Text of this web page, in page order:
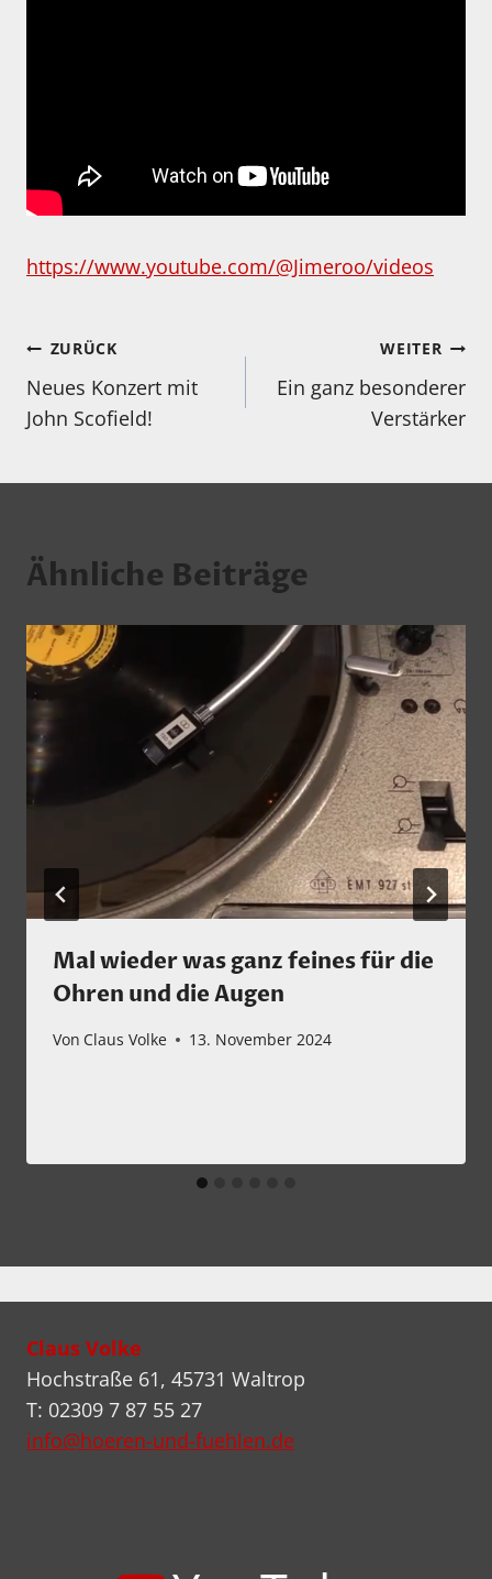
https://www.youtube.com/@Jimeroo/videos
Beitragsnavigation
ZURÜCK
Neues Konzert mit
John Scofield!
WEITER
Ein ganz besonderer
Verstärker
Ähnliche Beiträge
Mal wieder was ganz feines für die
Ohren und die Augen
Von Claus Volke 13. November 2024
Claus Volke
Hochstraße 61, 45731 Waltrop
T: 02309 7 87 55 27
info@hoeren-und-fuehlen.de